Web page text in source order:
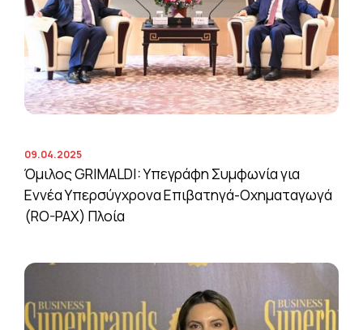
09.04.2025
Όμιλος GRIMALDI: Υπεγράφη Συμφωνία για
Εννέα Υπερσύγχρονα Επιβατηγά-Οχηματαγωγά
(RO-PAX) Πλοία